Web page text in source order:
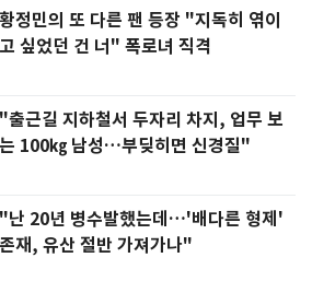
황정민의 또 다른 팬 등장 "지독히 엮이
고 싶었던 건 너" 폭로녀 직격
"출근길 지하철서 두자리 차지, 업무 보
는 100㎏ 남성…부딪히면 신경질"
"난 20년 병수발했는데…'배다른 형제'
존재, 유산 절반 가져가나"